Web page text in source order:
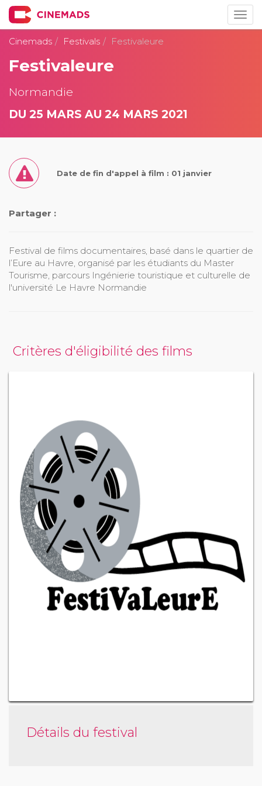
Cinemads
Festivals Festivaleure
Détails du festival
Festivaleure
Normandie
DU 25 MARS AU 24 MARS 2021
Date de fin d'appel à film : 01 janvier
Partager :
Festival de films documentaires, basé dans le quartier de
l’Eure au Havre, organisé par les étudiants du Master
Tourisme, parcours Ingénierie touristique et culturelle de
l'université Le Havre Normandie
Critères d'éligibilité des films